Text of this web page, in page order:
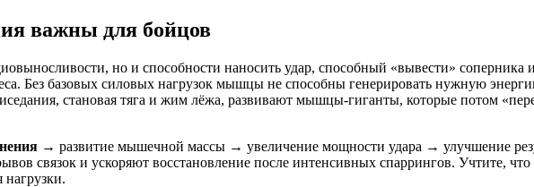
важны для бойцов
но и способности наносить удар, способный «вывести» соперника
. Без базовых силовых нагрузок мышцы не способны генерировать нужную
становая тяга и жим лёжа, развивают мышцы‑гиганты, которые потом
→ развитие мышечной массы → увеличение мощности удара → улучшение
связок и ускоряют восстановление после интенсивных спаррингов. Учтите,